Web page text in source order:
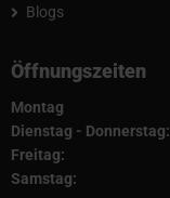
Blogs
Öffnungszeiten
Montag
Dienstag - Donnerstag:
Freitag:
Samstag: